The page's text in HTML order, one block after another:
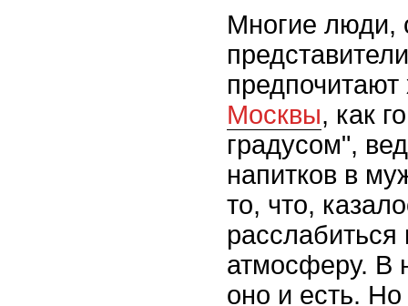
Многие люди,
Москвы, как
градусом",
напитков в
то, что,
расслабиться
атмосферу. В
оно и есть.